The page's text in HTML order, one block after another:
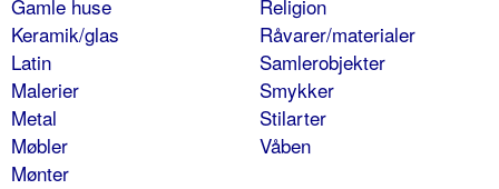
Gamle huse
Keramik/glas
Latin
Malerier
Metal
Møbler
Mønter
Religion
Råvarer/materialer
Samlerobjekter
Smykker
Stilarter
Våben